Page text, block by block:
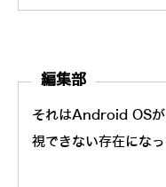
編集部
それはAndroid OSが
視できない存在にな